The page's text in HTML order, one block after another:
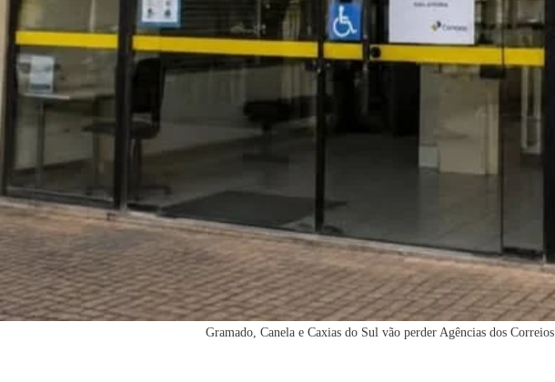
Gramado, Canela e Caxias do Sul vão perder Agências dos Correios